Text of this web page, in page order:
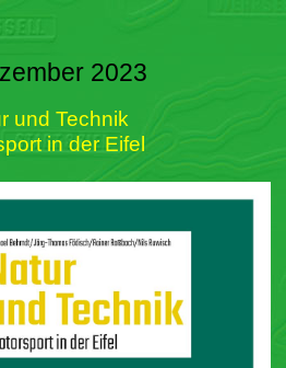
2023
und Technik
in der Eifel